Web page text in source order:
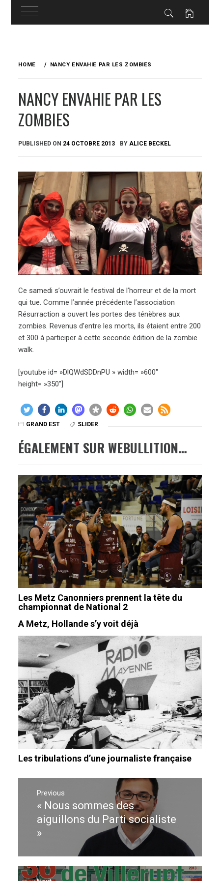
HOME NANCY ENVAHIE PAR LES ZOMBIES
NANCY ENVAHIE PAR LES
ZOMBIES
PUBLISHED ON 24 OCTOBRE 2013 BY ALICE BECKEL
Ce samedi s’ouvrait le festival de l’horreur et de la mort
qui tue. Comme l’année précédente l’association
Résurraction a ouvert les portes des ténèbres aux
zombies. Revenus d’entre les morts, ils étaient entre 200
et 300 à participer à cette seconde édition de la zombie
walk.
[youtube id= »DlQWdSDDnPU » width= »600″
height= »350″]
GRAND EST SLIDER
ÉGALEMENT SUR WEBULLITION…
Les Metz Canonniers prennent la tête du
championnat de National 2
A Metz, Hollande s’y voit déjà
Les tribulations d’une journaliste française
Navigation
l’article
Previous
Previous
post:
« Nous sommes des
aiguillons du Parti socialiste
»